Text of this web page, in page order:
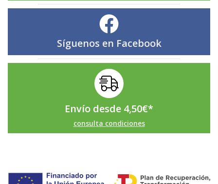
Síguenos en Facebook
Envío desde 4,50€*
consulta condiciones